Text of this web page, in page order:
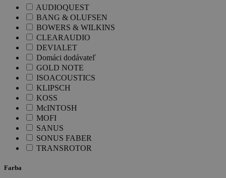
AUDIOQUEST
BANG & OLUFSEN
BOWERS & WILKINS
CLEARAUDIO
DEVIALET
Domáci dodávateľ
GOLD NOTE
ISOACOUSTICS
KLIPSCH
KOSS
McINTOSH
MOFI
SANUS
SONUS FABER
TRANSROTOR
Farba